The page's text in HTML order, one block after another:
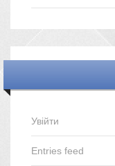
Увійти
Entries feed